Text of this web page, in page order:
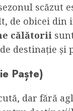
scăzut
de obicei
călătorii
destinație și
Paște)
dar fără